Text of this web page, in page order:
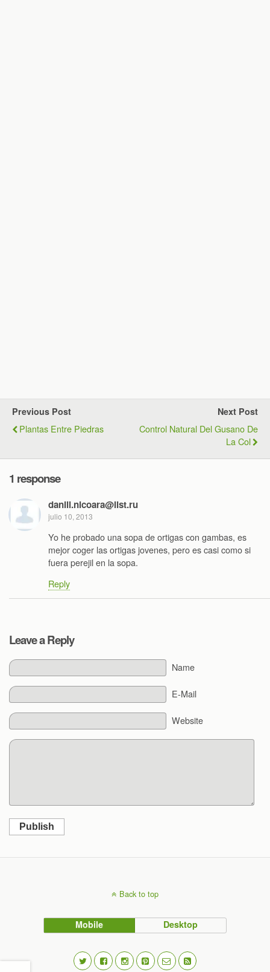
Previous Post
Plantas Entre Piedras
Next Post
Control Natural Del Gusano De
La Col
1 response
daniil.nicoara@list.ru
julio 10, 2013
Yo he probado una sopa de ortigas con gambas, es
mejor coger las ortigas jovenes, pero es casi como si
fuera perejil en la sopa.
Reply
Leave a Reply
Name
E-Mail
Website
Publish
Back to top
Mobile Desktop